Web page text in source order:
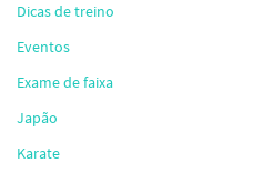
Dicas de treino
Eventos
Exame de faixa
Japão
Karate